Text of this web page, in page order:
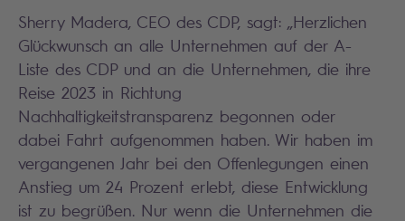
Sherry Madera, CEO des CDP, sagt: „Herzlichen
Glückwunsch an alle Unternehmen auf der A-
Liste des CDP und an die Unternehmen, die ihre
Reise 2023 in Richtung
Nachhaltigkeitstransparenz begonnen oder
dabei Fahrt aufgenommen haben. Wir haben im
vergangenen Jahr bei den Offenlegungen einen
Anstieg um 24 Prozent erlebt, diese Entwicklung
ist zu begrüßen. Nur wenn die Unternehmen die